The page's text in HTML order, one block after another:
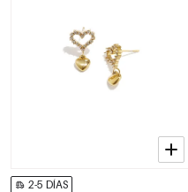
2-5 DÍAS